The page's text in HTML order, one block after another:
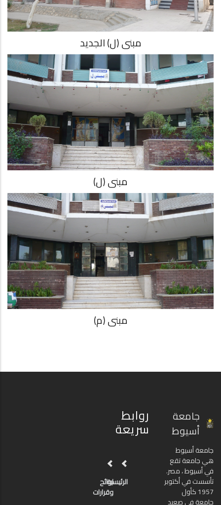
مبنى (ل) الجديد
مبنى (ل)
مبنى (م)
جامعة
أسيوط
جامعة أسيوط
هي جامعة تقع
في أسيوط ، مصر.
تأسست في أكتوبر
1957 كأول
جامعة في صعيد
روابط
سريعة
الرئيسيةلوائح
وقرارات